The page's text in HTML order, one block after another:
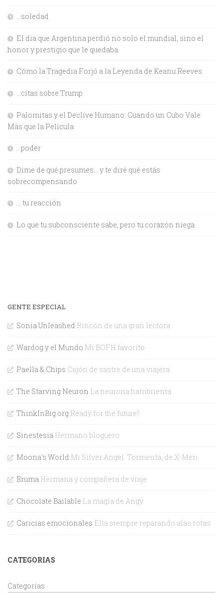
…soledad
El día que Argentina perdió no solo el mundial, sino el
honor y prestigio que le quedaba.
Cómo la Tragedia Forjó a la Leyenda de Keanu Reeves
…citas sobre Trump
Palomitas y el Declive Humano: Cuando un Cubo Vale
Más que la Película
…poder
Dime de qué presumes… y te diré qué estás
sobrecompensando
… tu reacción
Lo que tu subconsciente sabe, pero tu corazón niega.
GENTE ESPECIAL
Sonia Unleashed Rincón de una gran lectora
Wardog y el Mundo Mi BOFH favorito
Paella & Chips Cajón de sastre de una viajera
The Starving Neuron La neurona hambrienta
ThinkInBig.org Ready for the future?
Sinestesia Hermano bloguero
Moona's World Mi Silver Angel. Tormenta, de X-Men
Bruma Hermana y compañera de viaje
Chocolate Bailable La magia de Angy
Caricias emocionales Ella siempre reparando alas rotas
CATEGORIAS
Categorías